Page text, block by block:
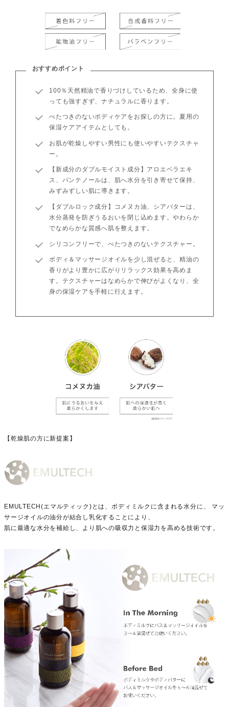
おすすめポイント
100％天然精油で香りづけしているため、全身に使
っても強すぎず、ナチュラルに香ります。
べたつきのないボディケアをお探しの方に。夏用の
保湿ケアアイテムとしても。
お肌が乾燥しやすい男性にも使いやすいテクスチャ
ー。
【新成分のダブルモイスト成分】アロエベラエキ
ス、パンテノールは、肌へ水分を引き寄せて保持、
みずみずしい肌に導きます。
【ダブルロック成分】コメヌカ油、シアバターは、
水分蒸発を防ぎうるおいを閉じ込めます。やわらか
でなめらかな質感へ肌を整えます。
シリコンフリーで、べたつきのないテクスチャー。
ボディ＆マッサージオイルを少し混ぜると、精油の
香りがより豊かに広がりリラックス効果を高めま
す。テクスチャーはなめらかで伸びがよくなり、全
身の保湿ケアを手軽に行えます。
【乾燥肌の方に新提案】
EMULTECH(エマルティック)とは、ボディミルクに含まれる水分に、 マッ
サージオイルの油分が結合し乳化することにより、
肌に最適な水分を補給し、より肌への吸収力と保湿力を高める技術です。